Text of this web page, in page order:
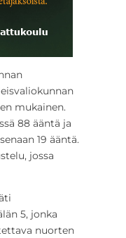
mukainen.
88 ääntä ja
19 ääntä.
jossa
5, jonka
nuorten